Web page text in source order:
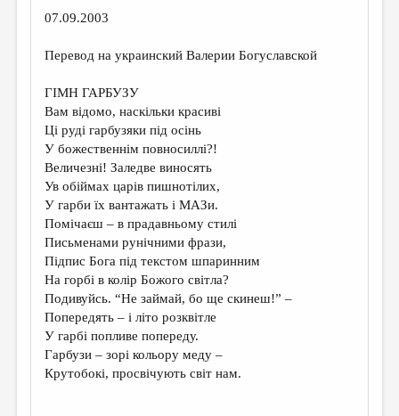
КНИЖНАЯ ПОЛКА
ОБЪЯВЛЕНИЯ
КОЛОНКА РЕДАКТОРА
РЕДКОЛЛЕГИЯ
ОТ РЕДАКЦИИ
МАЛАЯ ПРОЗА
ЭССЕИСТИКА
ЛИТЕРАТУРОВЕДЕНИЕ
КУЛЬТУРОВЕДЕНИЕ
ПУБЛИЦИСТИКА
07.09.2003
Перевод на украинский Валерии Богуславской
ГІМН ГАРБУЗУ
Вам відомо, наскільки красиві
Ці руді гарбузяки під осінь
У божественнім повносиллі?!
Величезні! Заледве виносять
Ув обіймах царів пишнотілих,
У гарби їх вантажать і МАЗи.
Помічаєш – в прадавньому стилі
Письменами рунічними фрази,
Підпис Бога під текстом шпаринним
На горбі в колір Божого світла?
Подивуйсь. “Не займай, бо ще скинеш!” –
Попередять – і літо розквітле
У гарбі попливе попереду.
Гарбузи – зорі кольору меду –
Крутобокі, просвічують світ нам.